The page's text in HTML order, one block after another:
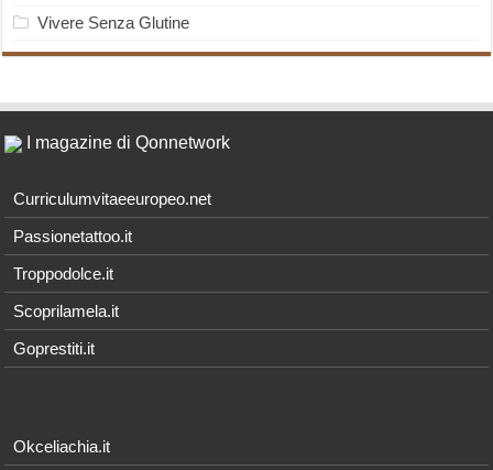
Vivere Senza Glutine
I magazine di Qonnetwork
Curriculumvitaeeuropeo.net
Passionetattoo.it
Troppodolce.it
Scoprilamela.it
Goprestiti.it
Okceliachia.it